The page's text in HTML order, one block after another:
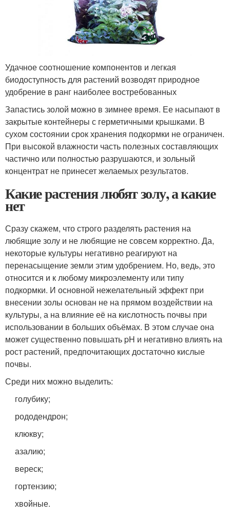
Удачное соотношение компонентов и легкая
биодоступность для растений возводят природное
удобрение в ранг наиболее востребованных
Запастись золой можно в зимнее время. Ее насыпают в
закрытые контейнеры с герметичными крышками. В
сухом состоянии срок хранения подкормки не ограничен.
При высокой влажности часть полезных составляющих
частично или полностью разрушаются, и зольный
концентрат не принесет желаемых результатов.
Какие растения любят золу, а какие
нет
Сразу скажем, что строго разделять растения на
любящие золу и не любящие не совсем корректно. Да,
некоторые культуры негативно реагируют на
перенасыщение земли этим удобрением. Но, ведь, это
относится и к любому микроэлементу или типу
подкормки. И основной нежелательный эффект при
внесении золы основан не на прямом воздействии на
культуры, а на влияние её на кислотность почвы при
использовании в больших объёмах. В этом случае она
может существенно повышать pH и негативно влиять на
рост растений, предпочитающих достаточно кислые
почвы.
Среди них можно выделить:
голубику;
рододендрон;
клюкву;
азалию;
вереск;
гортензию;
хвойные.